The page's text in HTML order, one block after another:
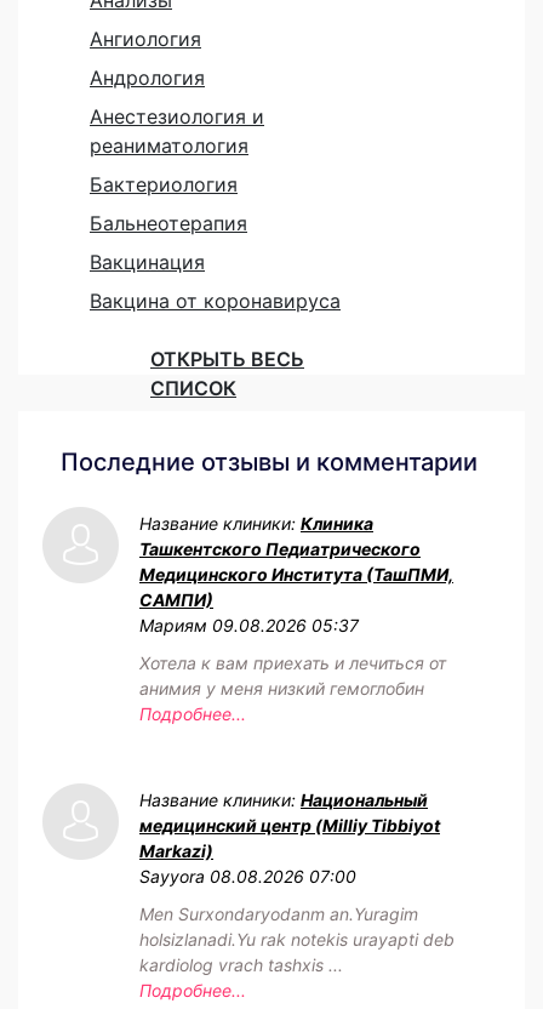
Ангиология
Андрология
Анестезиология и
реаниматология
Бактериология
Бальнеотерапия
Вакцинация
Вакцина от коронавируса
ОТКРЫТЬ ВЕСЬ
СПИСОК
Последние отзывы и комментарии
Название клиники: Клиника
Ташкентского Педиатрического
Медицинского Института (ТашПМИ,
САМПИ)
Мариям 09.08.2026 05:37
Хотела к вам приехать и лечиться от
анимия у меня низкий гемоглобин
Подробнее...
Название клиники: Национальный
медицинский центр (Milliy Tibbiyot
Markazi)
Sayyora 08.08.2026 07:00
Men Surxondaryodanm an.Yuragim
holsizlanadi.Yu rak notekis urayapti deb
kardiolog vrach tashxis ...
Подробнее...